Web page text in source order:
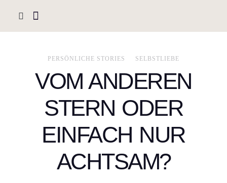
PERSÖNLICHE STORIES SELBSTLIEBE
VOM ANDEREN
STERN ODER
EINFACH NUR
ACHTSAM?